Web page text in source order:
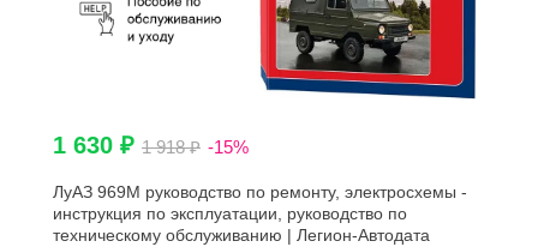
1 630 ₽ 1 918 ₽ -15%
ЛуАЗ 969М руководство по ремонту, электросхемы -
инструкция по эксплуатации, руководство по
техническому обслуживанию | Легион-Автодата